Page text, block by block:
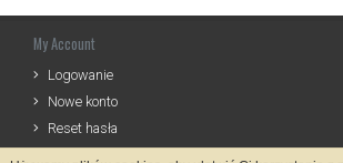
My Account
Logowanie
Nowe konto
Reset hasła